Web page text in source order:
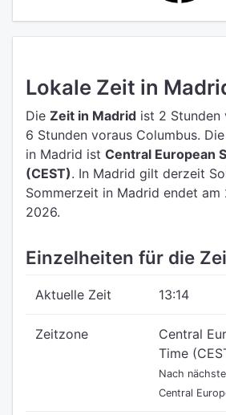
Lokale Zeit in
Die Zeit in Madrid ist 2 Stunden
6 Stunden voraus Columbus.
in Madrid ist Central European
(CEST). In Madrid gilt derzeit
Sommerzeit in Madrid endet am
2026.
Einzelheiten für die
Aktuelle Zeit 13:14
Zeitzone
Central
Time
Nach
Central